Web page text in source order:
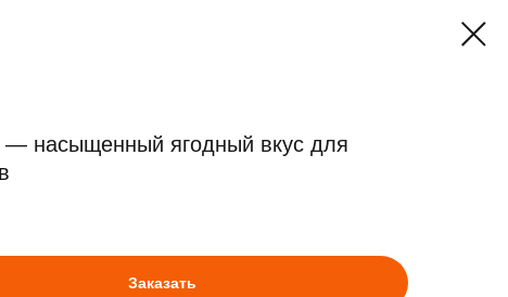
насыщенный ягодный вкус для
Заказать